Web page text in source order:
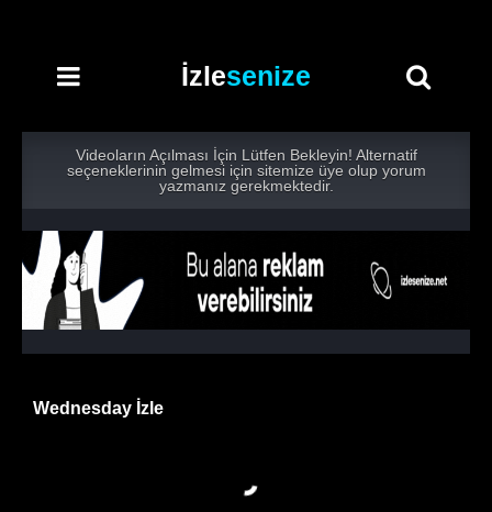
İzlesenize
Videoların Açılması İçin Lütfen Bekleyin! Alternatif
seçeneklerinin gelmesi için sitemize üye olup yorum
yazmanız gerekmektedir.
Wednesday İzle